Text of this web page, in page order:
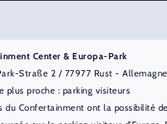
Center & Europa-Park
Straße 2 / 77977 Rust - Allemagne
plus proche : parking visiteurs
du Confertainment ont la possibilité